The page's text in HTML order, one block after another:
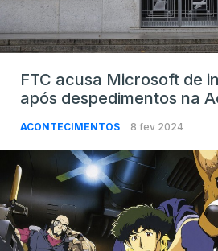
FTC acusa Microsoft de
após despedimentos na
ACONTECIMENTOS 8 fev 2024